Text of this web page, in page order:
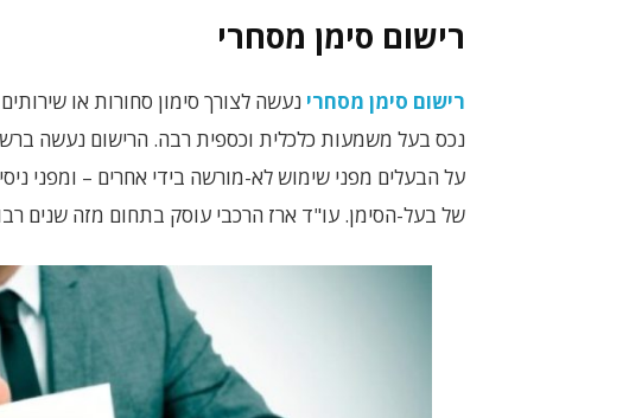
רישום סימן מסחרי
רישום סימן מסחרי נעשה לצורך סימון סחורות או
נכס בעל משמעות כלכלית וכספית רבה. הרישום נעשה
על הבעלים מפני שימוש לא-מורשה בידי אחרים – ומפני
של בעל-הסימן. עו"ד ארז הרכבי עוסק בתחום מזה שנים